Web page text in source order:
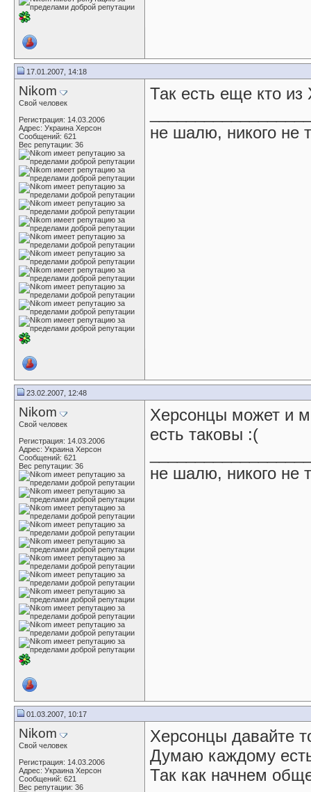
17.01.2007, 14:18
Nikom
Свой человек
Регистрация: 14.03.2006
Адрес: Украина Херсон
Сообщений: 621
Вес репутации: 36
Так есть еще кто
не шалю, никого не
23.02.2007, 12:48
Nikom
Свой человек
Регистрация: 14.03.2006
Адрес: Украина Херсон
Сообщений: 621
Вес репутации: 36
Херсонцы может и
есть таковы :(
не шалю, никого не
01.03.2007, 10:17
Nikom
Свой человек
Регистрация: 14.03.2006
Адрес: Украина Херсон
Сообщений: 621
Вес репутации: 36
Херсонцы давайте
Думаю каждому
Так как начнем